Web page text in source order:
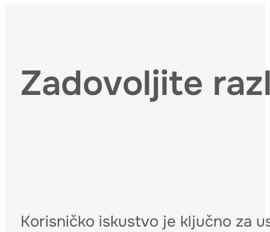
Zadovoljite
Korisničko iskustvo je ključno za